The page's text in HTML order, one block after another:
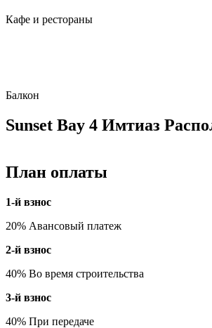
Кафе и рестораны
Балкон
Sunset Bay 4 Имтиаз
План оплаты
1-й взнос
20% Авансовый платеж
2-й взнос
40% Во время строительства
3-й взнос
40% При передаче